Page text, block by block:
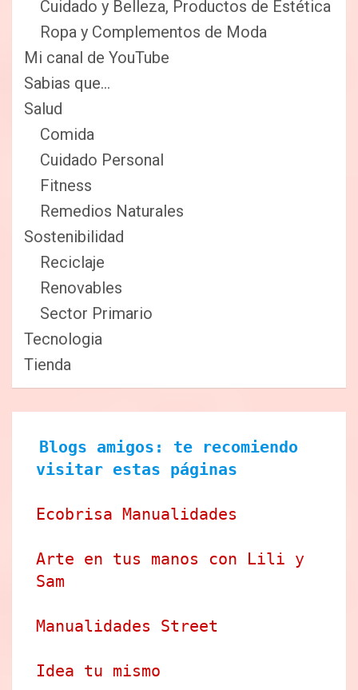
Cuidado y Belleza, Productos de Estética
Ropa y Complementos de Moda
Mi canal de YouTube
Sabias que…
Salud
Comida
Cuidado Personal
Fitness
Remedios Naturales
Sostenibilidad
Reciclaje
Renovables
Sector Primario
Tecnologia
Tienda
Blogs amigos: te recomiendo
visitar estas páginas
Ecobrisa Manualidades
Arte en tus manos con Lili y
Sam
Manualidades Street
Idea tu mismo